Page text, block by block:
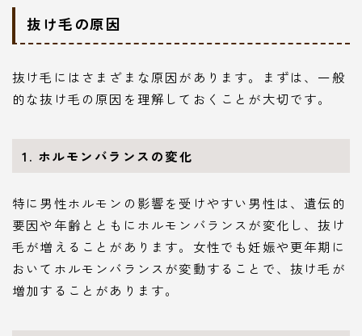
抜け毛の原因
抜け毛にはさまざまな原因があります。まずは、一般
的な抜け毛の原因を理解しておくことが大切です。
1. ホルモンバランスの変化
特に男性ホルモンの影響を受けやすい男性は、遺伝的
要因や年齢とともにホルモンバランスが変化し、抜け
毛が増えることがあります。女性でも妊娠や更年期に
おいてホルモンバランスが変動することで、抜け毛が
増加することがあります。